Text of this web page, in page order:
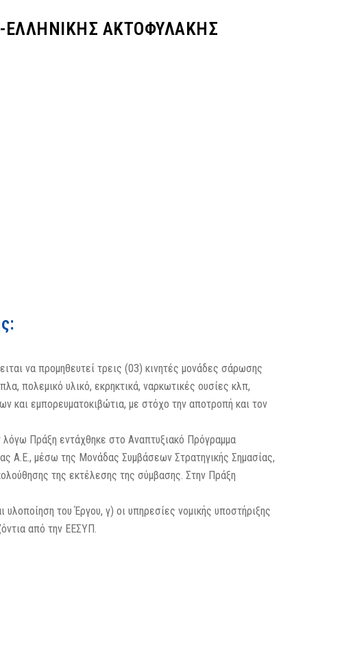
ΕΛΛΗΝΙΚΗΣ ΑΚΤΟΦΥΛΑΚΗΣ
να προμηθευτεί τρεις (03) κινητές μονάδες σάρωσης
πολεμικό υλικό, εκρηκτικά, ναρκωτικές ουσίες κλπ,
και εμπορευματοκιβώτια, με στόχο την αποτροπή και τον
Πράξη εντάχθηκε στο Αναπτυξιακό Πρόγραμμα
Α.Ε., μέσω της Μονάδας Συμβάσεων Στρατηγικής Σημασίας,
της εκτέλεσης της σύμβασης. Στην Πράξη
του Έργου, γ) οι υπηρεσίες νομικής υποστήριξης
από την ΕΕΣΥΠ.